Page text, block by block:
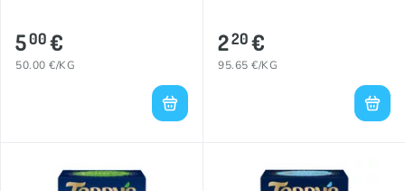
500€
50.00 €/KG
220€
95.65 €/KG